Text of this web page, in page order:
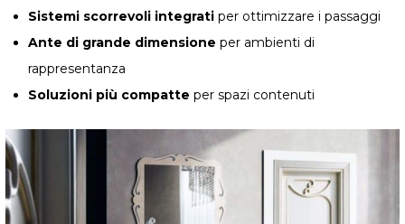
Sistemi scorrevoli integrati per ottimizzare i passaggi
Ante di grande dimensione per ambienti di
rappresentanza
Soluzioni più compatte per spazi contenuti